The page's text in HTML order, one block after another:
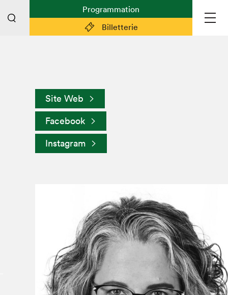
Billetterie
Programmation
Plan du Salon
Préparer sa visite
Partenaires
Espace médias
Espace exposant·e·s
Espace Salon dans la ville
Espace bénévoles
Devenir bénévole
À propos du Salon
Liste des exposant·e·s
Liste des auteur·rice·s
Site Web
Facebook
Instagram